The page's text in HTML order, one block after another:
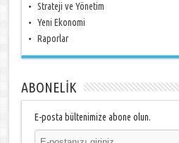
Strateji ve Yönetim
Yeni Ekonomi
Raporlar
ABONELİK
E-posta bültenimize abone olun.